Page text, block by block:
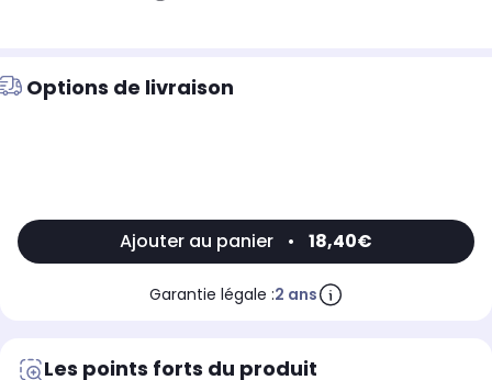
Options de livraison
Ajouter au panier • 18,40€
Garantie légale :2 ans
Les points forts du produit